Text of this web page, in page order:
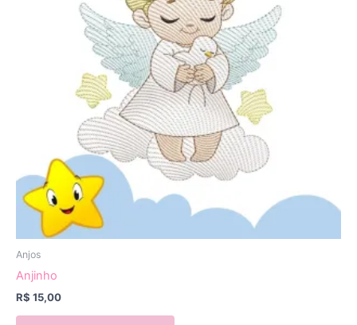
Anjos
Anjinho
R$ 15,00